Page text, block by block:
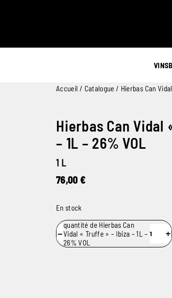
VINS
Accueil / Catalogue / Hierbas Can
Hierbas Can Vidal
– 1L – 26% VOL
1 L
76,00 €
En stock
−
quantité de Hierbas Can
Vidal « Truffe » – Ibiza – 1L –
26% VOL
+